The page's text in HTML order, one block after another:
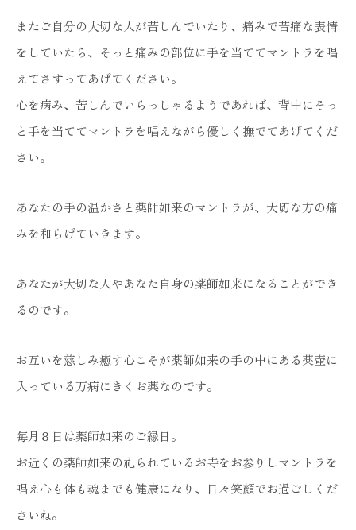
またご自分の大切な人が苦しんでいたり、痛みで苦痛な表情
をしていたら、そっと痛みの部位に手を当ててマントラを唱
えてさすってあげてください。
心を病み、苦しんでいらっしゃるようであれば、背中にそっ
と手を当ててマントラを唱えながら優しく撫でてあげてくだ
さい。
あなたの手の温かさと薬師如来のマントラが、大切な方の痛
みを和らげていきます。
あなたが大切な人やあなた自身の薬師如来になることができ
るのです。
お互いを慈しみ癒す心こそが薬師如来の手の中にある薬壺に
入っている万病にきくお薬なのです。
毎月８日は薬師如来のご縁日。
お近くの薬師如来の祀られているお寺をお参りしマントラを
唱え心も体も魂までも健康になり、日々笑顔でお過ごしくだ
さいね。